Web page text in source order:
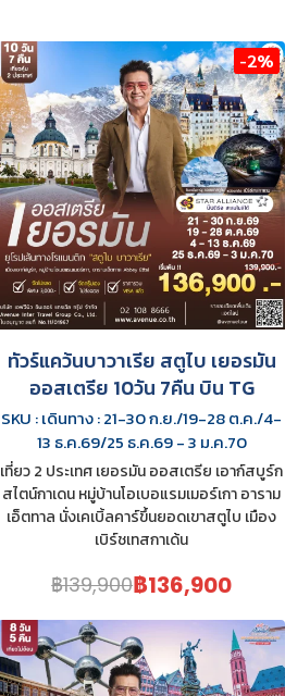
-2%
ทัวร์แคว้นบาวาเรีย สตูไบ เยอรมัน
ออสเตรีย 10วัน 7คืน บิน TG
SKU : เดินทาง : 21-30 ก.ย./19-28 ต.ค./4-
13 ธ.ค.69/25 ธ.ค.69 - 3 ม.ค.70
เที่ยว 2 ประเทศ เยอรมัน ออสเตรีย เอาก์สบูร์ก
สไตน์กาเดน หมู่บ้านโอเบอแรมเมอร์เกา อาราม
เอ็ตทาล นั่งเคเบิ้ลคาร์ขึ้นยอดเขาสตูไบ เมือง
เบิร์ชเทสกาเด้น
฿139,900฿136,900